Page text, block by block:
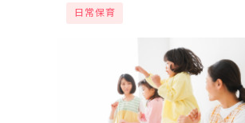
際に保育士や...
日常保育